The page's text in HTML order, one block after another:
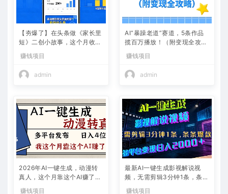
【夯爆了】在头条做《家长里
短》二创小故事，这个月收益
赚钱项目
admin
AI“暴躁老道”赛道，5条作品
揽百万播放！（附变现全攻
赚钱项目
admin
2026年AI一键生成，动漫转
真人，这个月靠这个AI赚了2
W+
赚钱项目
最新AI一键生成影视解说视
频，无需剪辑3分钟1条，条条
爆款，多平台变现日入2000
赚钱项目